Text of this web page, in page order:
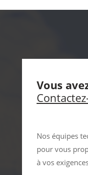
Vous
Nos équipes
pour vous
à vos